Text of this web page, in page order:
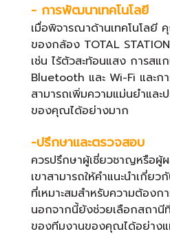
- การพัฒนาเทคโนโลยี
เมื่อพิจารณาด้านเทคโนโลยี
ของกล้อง TOTAL
เช่น ไร้ตัวสะท้อนแสง การส
Bluetooth และ Wi-Fi และกา
สามารถเพิ่มความแม่นยำและ
ของคุณได้อย่างมาก
-ปรึกษาและตรวจสอบ
ควรปรึกษาผู้เชี่ยวชาญหรือ
เขาสามารถให้คำแนะนำเกี่ย
ที่เหมาะสมสำหรับความต้อง
นอกจากนี้ยังช่วยเลือกสถานี
ของทีมงานของคุณได้อย่าง